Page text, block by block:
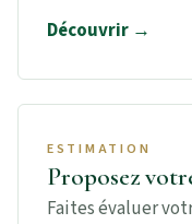
Découvrir →
ESTIMATION
Proposez
Faites évaluer